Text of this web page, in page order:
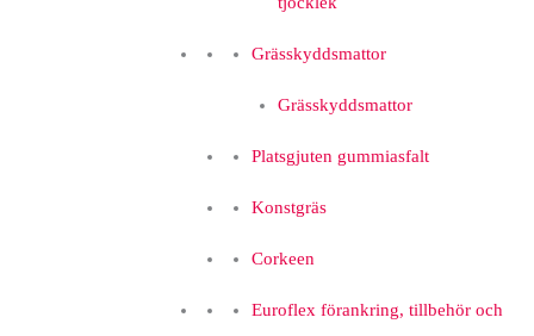
Grässkyddsmattor
Grässkyddsmattor
Platsgjuten gummiasfalt
Konstgräs
Corkeen
Euroflex förankring, tillbehör och